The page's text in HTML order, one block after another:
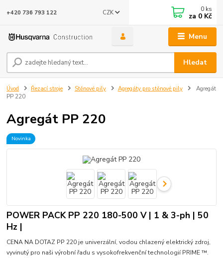
Menu
CZK
Hledat
+420 736 793 122 0 ks
za 0 Kč
Úvod Řezací stroje Stěnové pily Agregáty pro stěnové pily
Agregát
PP 220
Agregát PP 220
Novinka
POWER PACK PP 220 180-500 V | 1 & 3-ph | 50
Hz |
CENA NA DOTAZ PP 220 je univerzální, vodou chlazený elektrický zdroj,
vyvinutý pro naši výrobní řadu s vysokofrekvenční technologií PRIME ™.